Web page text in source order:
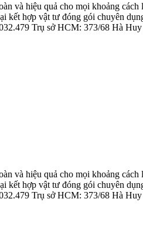
và hiệu quả cho mọi khoảng
kết hợp vật tư đóng gói chuyên
Trụ sở HCM: 373/68 Hà
và hiệu quả cho mọi khoảng
kết hợp vật tư đóng gói chuyên
Trụ sở HCM: 373/68 Hà